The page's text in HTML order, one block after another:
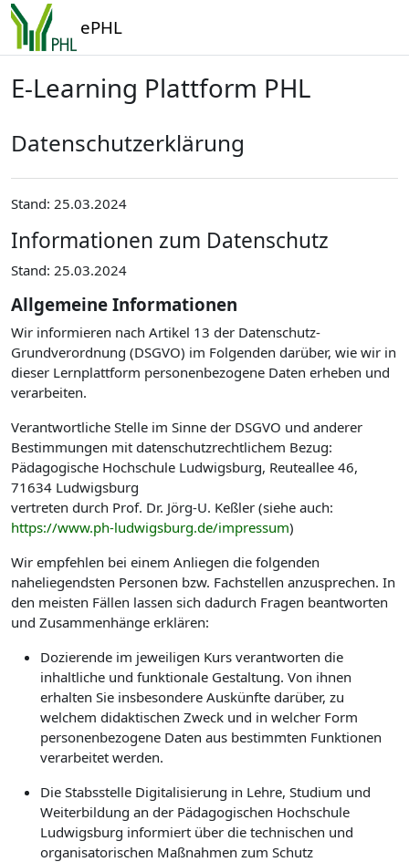
Zum Hauptinhalt
ePHL
E-Learning Plattform PHL
Datenschutzerklärung
Stand: 25.03.2024
Informationen zum Datenschutz
Stand: 25.03.2024
Allgemeine Informationen
Wir informieren nach Artikel 13 der Datenschutz-
Grundverordnung (DSGVO) im Folgenden darüber, wie wir in
dieser Lernplattform personenbezogene Daten erheben und
verarbeiten.
Verantwortliche Stelle im Sinne der DSGVO und anderer
Bestimmungen mit datenschutzrechtlichem Bezug:
Pädagogische Hochschule Ludwigsburg, Reuteallee 46,
71634 Ludwigsburg
vertreten durch Prof. Dr. Jörg-U. Keßler (siehe auch:
https://www.ph-ludwigsburg.de/impressum)
Wir empfehlen bei einem Anliegen die folgenden
naheliegendsten Personen bzw. Fachstellen anzusprechen. In
den meisten Fällen lassen sich dadurch Fragen beantworten
und Zusammenhänge erklären:
Dozierende im jeweiligen Kurs verantworten die
inhaltliche und funktionale Gestaltung. Von ihnen
erhalten Sie insbesondere Auskünfte darüber, zu
welchem didaktischen Zweck und in welcher Form
personenbezogene Daten aus bestimmten Funktionen
verarbeitet werden.
Die Stabsstelle Digitalisierung in Lehre, Studium und
Weiterbildung an der Pädagogischen Hochschule
Ludwigsburg informiert über die technischen und
organisatorischen Maßnahmen zum Schutz